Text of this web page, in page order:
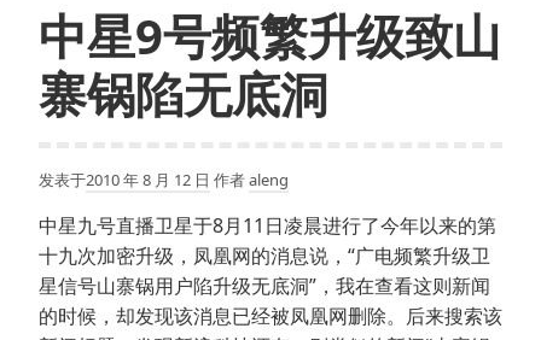
中星9号频繁升级致山
寨锅陷无底洞
发表于2010 年 8 月 12 日 作者aleng
中星九号直播卫星于8月11日凌晨进行了今年以来的第
十九次加密升级，凤凰网的消息说，“广电频繁升级卫
星信号山寨锅用户陷升级无底洞”，我在查看这则新闻
的时候，却发现该消息已经被凤凰网删除。后来搜索该